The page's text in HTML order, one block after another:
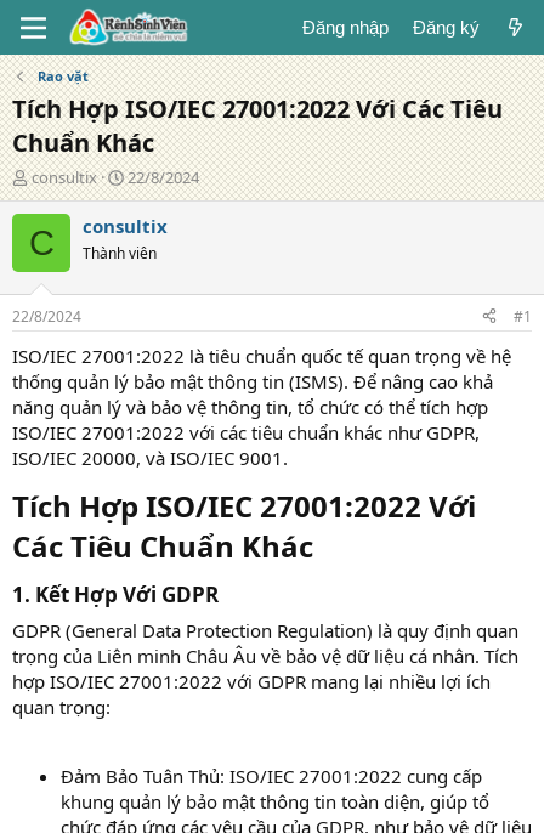
Đăng nhập Đăng ký
Rao vặt
Tích Hợp ISO/IEC 27001:2022 Với Các Tiêu
Chuẩn Khác
T
á
c
g
ả
consultix
N
g
à
đ
g
22/8/2024
C consultix
Thành viên
22/8/2024 #1
ISO/IEC 27001:2022 là tiêu chuẩn quốc tế quan trọng về hệ
thống quản lý bảo mật thông tin (ISMS). Để nâng cao khả
năng quản lý và bảo vệ thông tin, tổ chức có thể tích hợp
ISO/IEC 27001:2022 với các tiêu chuẩn khác như GDPR,
ISO/IEC 20000, và ISO/IEC 9001.
Tích Hợp ISO/IEC 27001:2022 Với
Các Tiêu Chuẩn Khác​
1. Kết Hợp Với GDPR​
GDPR (General Data Protection Regulation) là quy định quan
trọng của Liên minh Châu Âu về bảo vệ dữ liệu cá nhân. Tích
hợp ISO/IEC 27001:2022 với GDPR mang lại nhiều lợi ích
quan trọng:
Đảm Bảo Tuân Thủ: ISO/IEC 27001:2022 cung cấp
khung quản lý bảo mật thông tin toàn diện, giúp tổ
chức đáp ứng các yêu cầu của GDPR, như bảo vệ dữ liệu